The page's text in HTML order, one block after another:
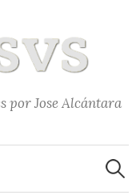
por Jose Alcántara